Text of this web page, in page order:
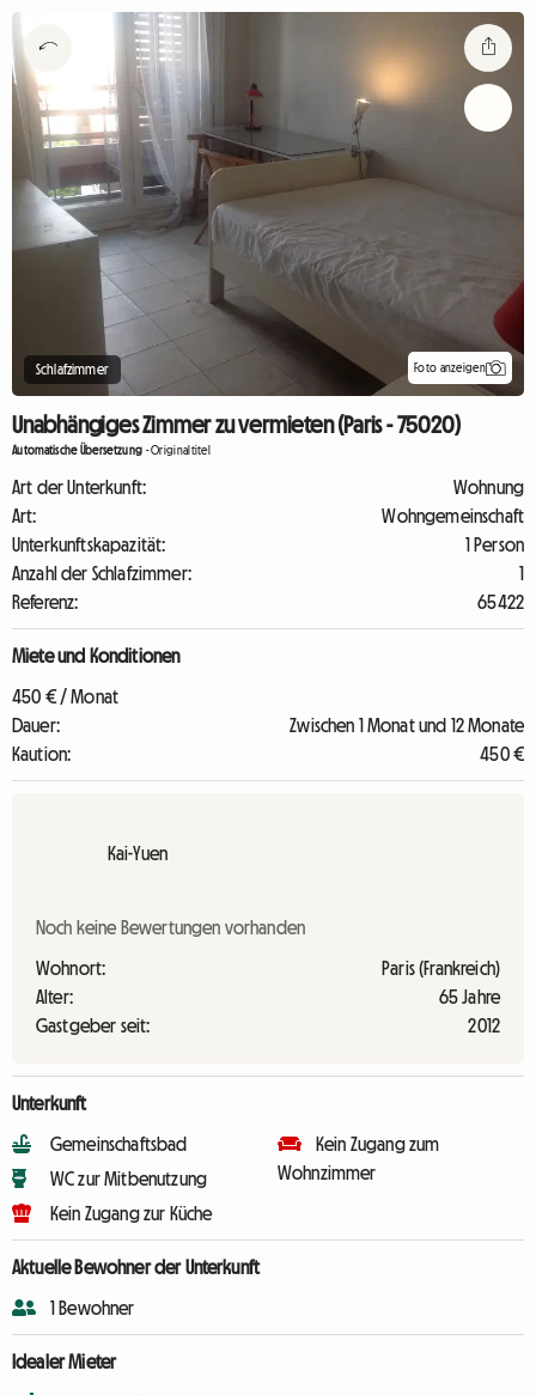
Schlafzimmer Foto anzeigen
Unabhängiges Zimmer zu vermieten (Paris - 75020)
Automatische Übersetzung -Originaltitel
Art der Unterkunft:
Wohnung
Art:
Wohngemeinschaft
Unterkunftskapazität:
1 Person
Anzahl der Schlafzimmer:
1
Referenz:
65422
Miete und Konditionen
450 € / Monat
Dauer:
Zwischen 1 Monat und 12 Monate
Kaution:
450 €
Kai-Yuen
Noch keine Bewertungen vorhanden
Wohnort:
Paris (Frankreich)
Alter:
65 Jahre
Gastgeber seit:
2012
Unterkunft
Gemeinschaftsbad
WC zur Mitbenutzung
Kein Zugang zur Küche
Kein Zugang zum
Wohnzimmer
Aktuelle Bewohner der Unterkunft
1 Bewohner
Idealer Mieter